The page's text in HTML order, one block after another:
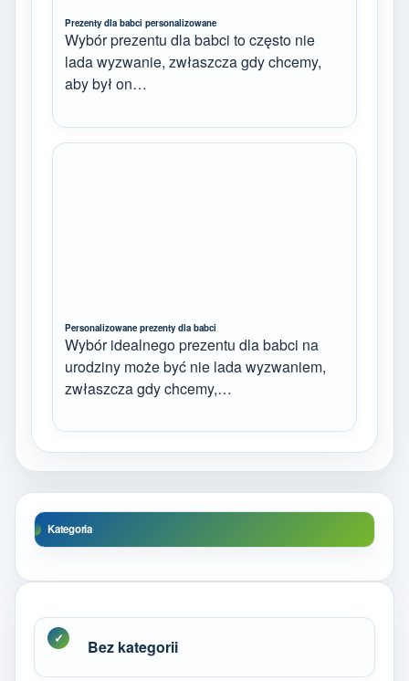
Prezenty dla babci personalizowane
Wybór prezentu dla babci to często nie
lada wyzwanie, zwłaszcza gdy chcemy,
aby był on…
Personalizowane prezenty dla babci
Wybór idealnego prezentu dla babci na
urodziny może być nie lada wyzwaniem,
zwłaszcza gdy chcemy,…
Kategoria
Bez kategorii